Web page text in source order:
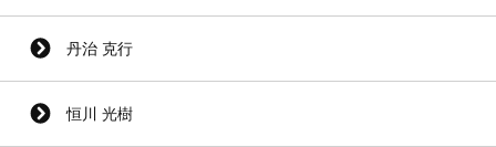
丹治 克行
恒川 光樹